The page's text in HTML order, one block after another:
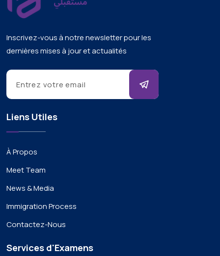
Inscrivez-vous à notre newsletter pour les
dernières mises à jour et actualités
Liens Utiles
À Propos
Meet Team
News & Media
Immigration Process
Contactez-Nous
Services d'Examens